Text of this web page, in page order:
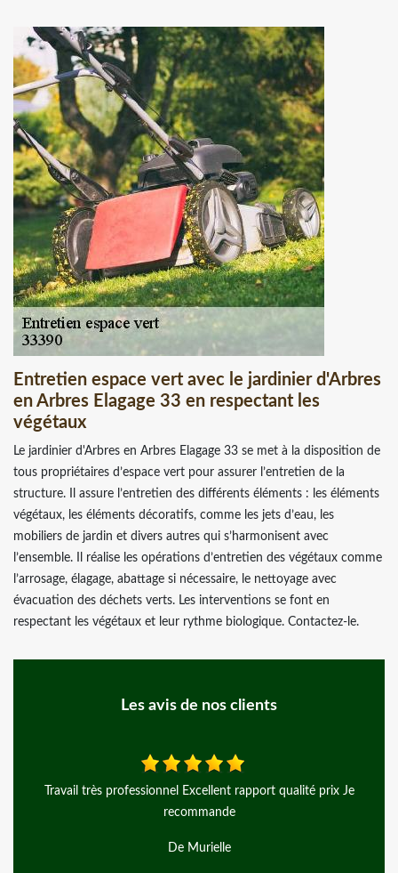
Entretien espace vert avec le jardinier d'Arbres
en Arbres Elagage 33 en respectant les
végétaux
Le jardinier d'Arbres en Arbres Elagage 33 se met à la disposition de
tous propriétaires d’espace vert pour assurer l’entretien de la
structure. Il assure l’entretien des différents éléments : les éléments
végétaux, les éléments décoratifs, comme les jets d’eau, les
mobiliers de jardin et divers autres qui s’harmonisent avec
l’ensemble. Il réalise les opérations d’entretien des végétaux comme
l’arrosage, élagage, abattage si nécessaire, le nettoyage avec
évacuation des déchets verts. Les interventions se font en
respectant les végétaux et leur rythme biologique. Contactez-le.
Les avis de nos clients
très professionnel Excellent rapport qualité prix Je
recommande
De Murielle
Jean